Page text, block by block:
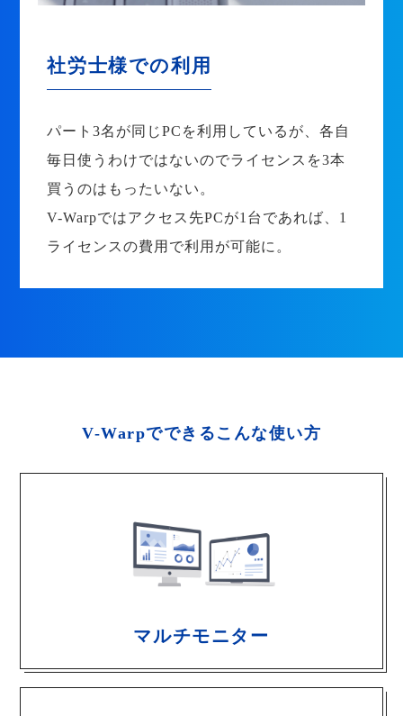
社労士様での利用
パート3名が同じPCを利用しているが、各自
毎日使うわけではないのでライセンスを3本
買うのはもったいない。
V-Warpではアクセス先PCが1台であれば、1
ライセンスの費用で利用が可能に。
V-Warpでできるこんな使い方
マルチモニター